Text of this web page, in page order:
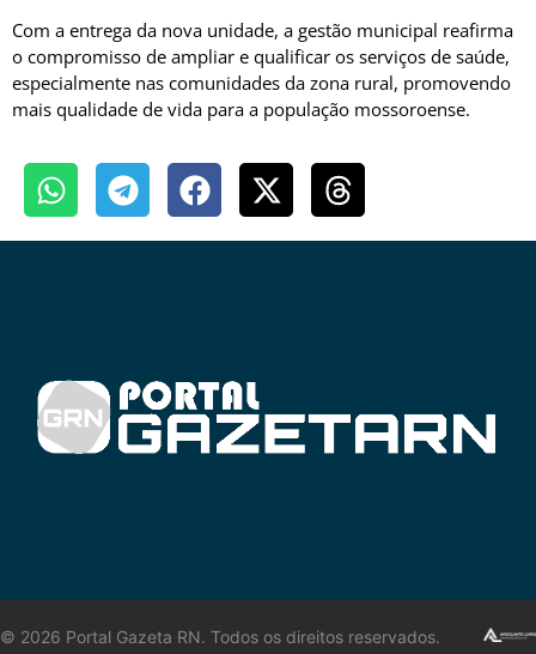
Com a entrega da nova unidade, a gestão municipal reafirma
o compromisso de ampliar e qualificar os serviços de saúde,
especialmente nas comunidades da zona rural, promovendo
mais qualidade de vida para a população mossoroense.
© 2026 Portal Gazeta RN. Todos os direitos reservados.